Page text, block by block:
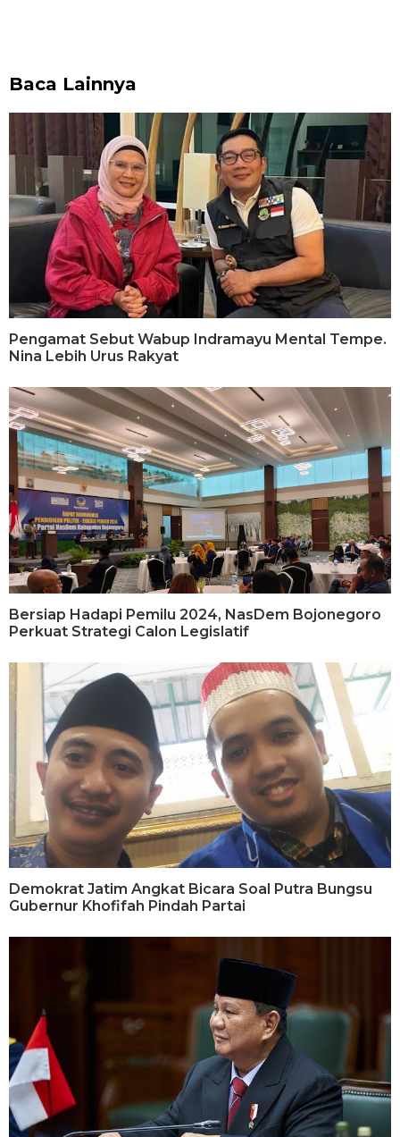
Baca Lainnya
Pengamat Sebut Wabup Indramayu Mental Tempe.
Nina Lebih Urus Rakyat
Bersiap Hadapi Pemilu 2024, NasDem Bojonegoro
Perkuat Strategi Calon Legislatif
Demokrat Jatim Angkat Bicara Soal Putra Bungsu
Gubernur Khofifah Pindah Partai